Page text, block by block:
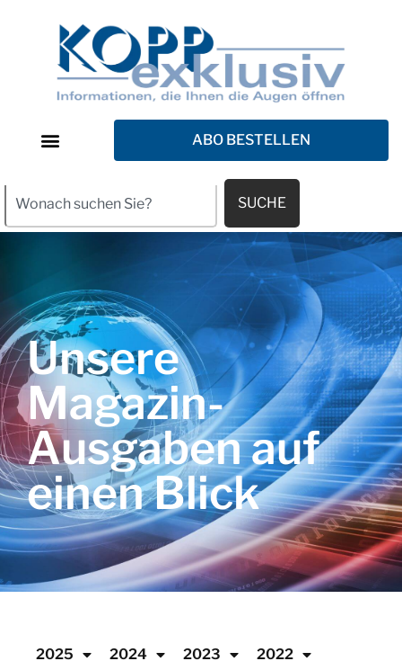
ABO BESTELLEN
SUCHE
Unsere
Magazin-
Ausgaben auf
einen Blick
2025 2024 2023 2022